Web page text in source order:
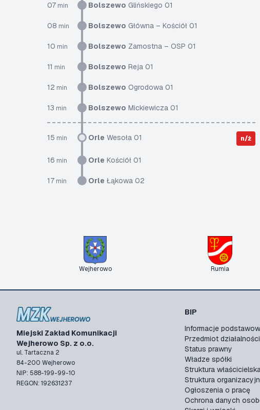
07 min Bolszewo Glińskiego 01
08 min Bolszewo Główna – Kościół 01
10 min Bolszewo Zamostna – OSP 01
11 min Bolszewo Reja 01
12 min Bolszewo Ogrodowa 01
13 min Bolszewo Mickiewicza 01
15 min Orle Wesoła 01 n/ż
16 min Orle Kościół 01
17 min Orle Łąkowa 02
Wejherowo Rumia
Miejski Zakład Komunikacji
Wejherowo Sp. z o.o.
ul. Tartaczna 2
84-200 Wejherowo
NIP: 588-199-99-10
REGON: 192631237
BIP
Informacje
Przedmiot działalności
Status prawny
Władze spółki
Struktura
Struktura
Ogłoszenia o pracę
Ochrona danych